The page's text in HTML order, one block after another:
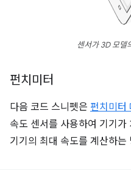
센서가 3D 모델
펀치미터
다음 코드 스니펫은 펀치미터
속도 센서를 사용하여 기기가
기기의 최대 속도를 계산하는